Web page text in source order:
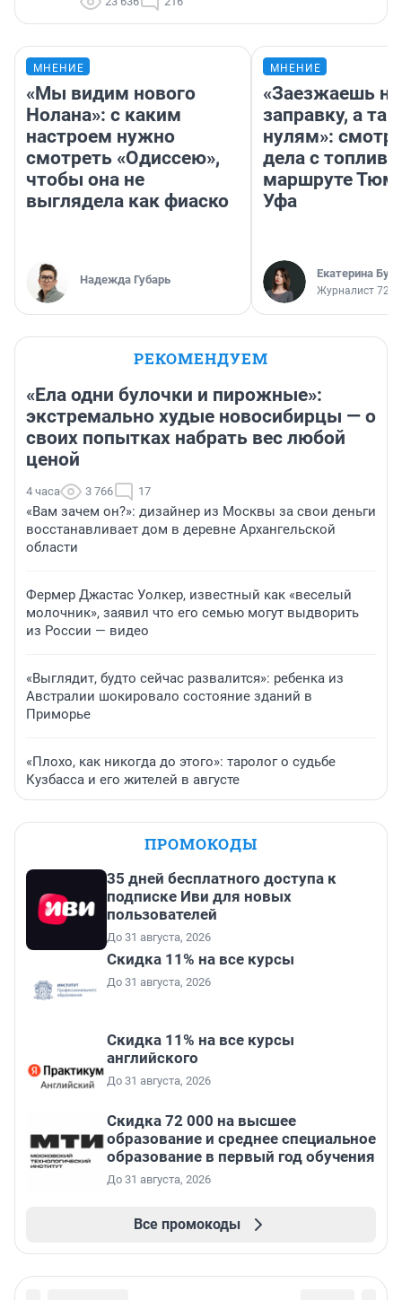
МНЕНИЕ
«Мы видим нового
Нолана»: с каким
настроем нужно
смотреть «Одиссею»,
чтобы она не
выглядела как фиаско
Надежда Губарь
МНЕНИЕ
«Заезжаешь на
заправку, а
нулям»:
дела с
маршруте
Уфа
Екатерина
Журналист
РЕКОМЕНДУЕМ
«Ела одни булочки и пирожные»:
экстремально худые новосибирцы — о
своих попытках набрать вес любой
ценой
4 часа 3 766 17
«Вам зачем он?»: дизайнер из Москвы за свои деньги
восстанавливает дом в деревне Архангельской
области
Фермер Джастас Уолкер, известный как «веселый
молочник», заявил что его семью могут выдворить
из России — видео
«Выглядит, будто сейчас развалится»: ребенка из
Австралии шокировало состояние зданий в
Приморье
«Плохо, как никогда до этого»: таролог о судьбе
Кузбасса и его жителей в августе
ПРОМОКОДЫ
35 дней бесплатного доступа к
подписке Иви для новых
пользователей
До 31 августа, 2026
Скидка 11% на все курсы
До 31 августа, 2026
Скидка 11% на все курсы
английского
До 31 августа, 2026
Скидка 72 000 на высшее
образование и среднее специальное
образование в первый год обучения
До 31 августа, 2026
Все промокоды